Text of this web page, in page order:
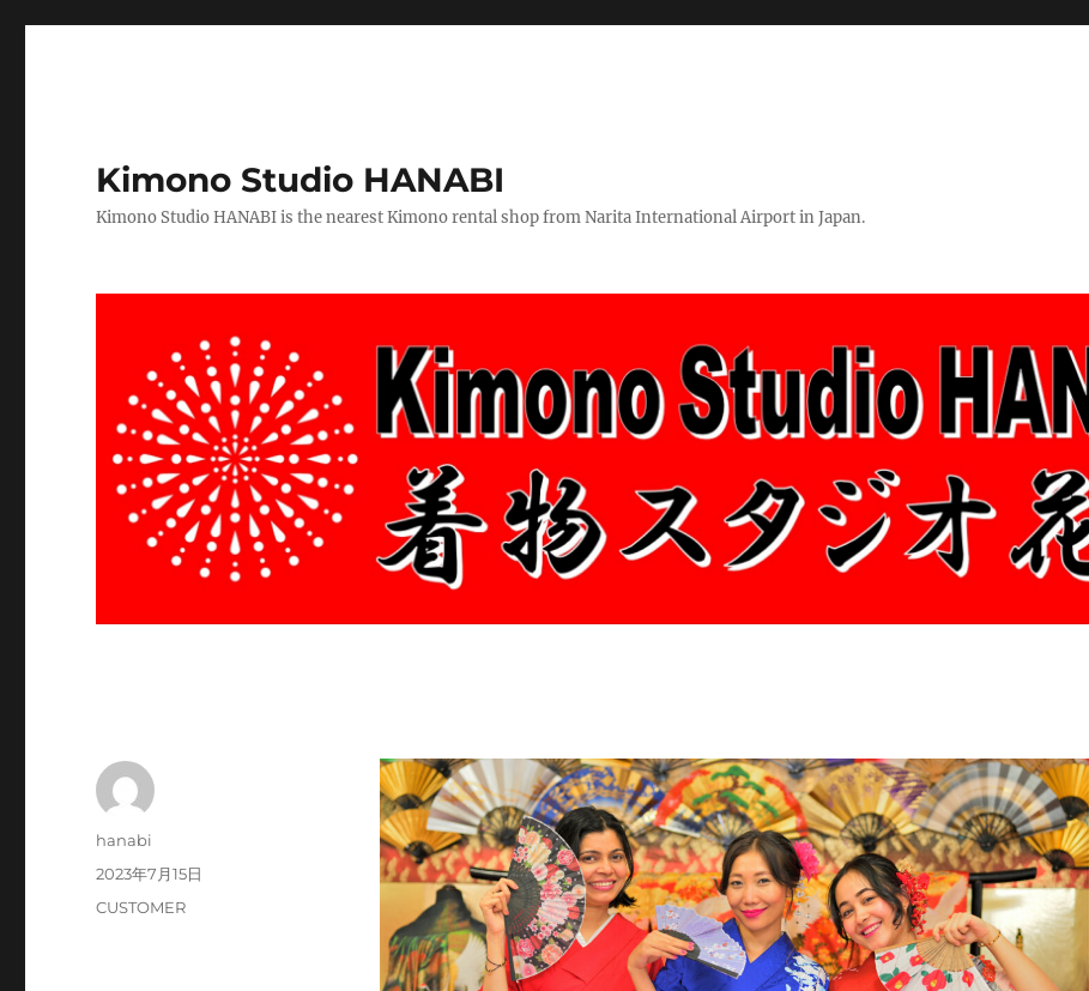
Kimono Studio HANABI
Kimono Studio HANABI is the nearest Kimono rental shop from Narita International Airport in Japan.
投
hanabi
投
2023年7月15日
カ
CUSTOMER